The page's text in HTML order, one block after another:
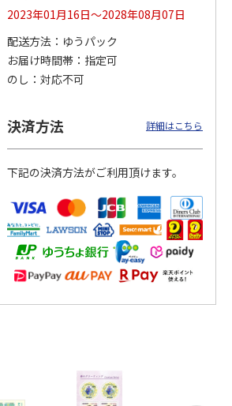
〈ソロソロ〉パーフ
２本
4.8（12）
3,980円
(送料・税込)
〈ソロソロ〉アクア
2023年01月16日～2028年08月07日
配送方法
ゆうパック
お届け時間帯
指定可
のし
対応不可
決済方法 詳細はこちら
下記の決済方法がご利用頂けます。